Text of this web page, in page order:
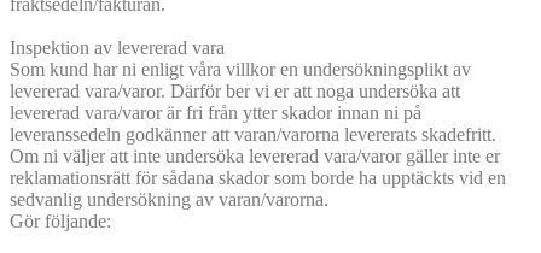
fraktsedeln/fakturan.
Inspektion av levererad vara
Som kund har ni enligt våra villkor en undersökningsplikt av
levererad vara/varor. Därför ber vi er att noga undersöka att
levererad vara/varor är fri från ytter skador innan ni på
leveranssedeln godkänner att varan/varorna levererats skadefritt.
Om ni väljer att inte undersöka levererad vara/varor gäller inte er
reklamationsrätt för sådana skador som borde ha upptäckts vid en
sedvanlig undersökning av varan/varorna.
Gör följande: